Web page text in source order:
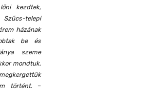
kezdtek,
telepi
házának
be és
szeme
mondtuk,
történt. –